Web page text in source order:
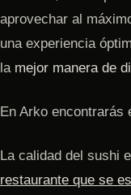
aprovechar al
una experiencia
la mejor manera de
En Arko encontrarás
La calidad del sushi
restaurante que se